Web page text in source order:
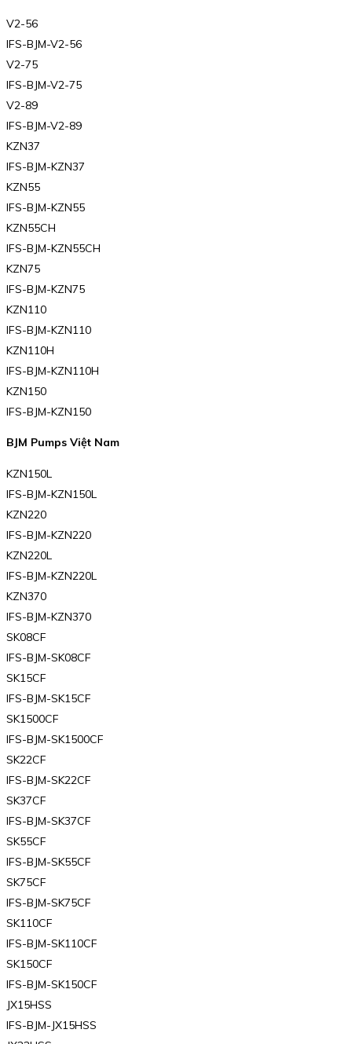
V2-56
IFS-BJM-V2-56
V2-75
IFS-BJM-V2-75
V2-89
IFS-BJM-V2-89
KZN37
IFS-BJM-KZN37
KZN55
IFS-BJM-KZN55
KZN55CH
IFS-BJM-KZN55CH
KZN75
IFS-BJM-KZN75
KZN110
IFS-BJM-KZN110
KZN110H
IFS-BJM-KZN110H
KZN150
IFS-BJM-KZN150
BJM Pumps Việt Nam
KZN150L
IFS-BJM-KZN150L
KZN220
IFS-BJM-KZN220
KZN220L
IFS-BJM-KZN220L
KZN370
IFS-BJM-KZN370
SK08CF
IFS-BJM-SK08CF
SK15CF
IFS-BJM-SK15CF
SK1500CF
IFS-BJM-SK1500CF
SK22CF
IFS-BJM-SK22CF
SK37CF
IFS-BJM-SK37CF
SK55CF
IFS-BJM-SK55CF
SK75CF
IFS-BJM-SK75CF
SK110CF
IFS-BJM-SK110CF
SK150CF
IFS-BJM-SK150CF
JX15HSS
IFS-BJM-JX15HSS